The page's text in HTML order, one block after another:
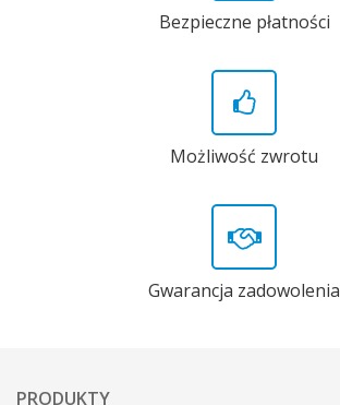
Bezpieczne płatności
Możliwość zwrotu
Gwarancja zadowolenia
PRODUKTY